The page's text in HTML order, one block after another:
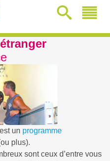
est un programme
plus).
sont ceux d’entre vous